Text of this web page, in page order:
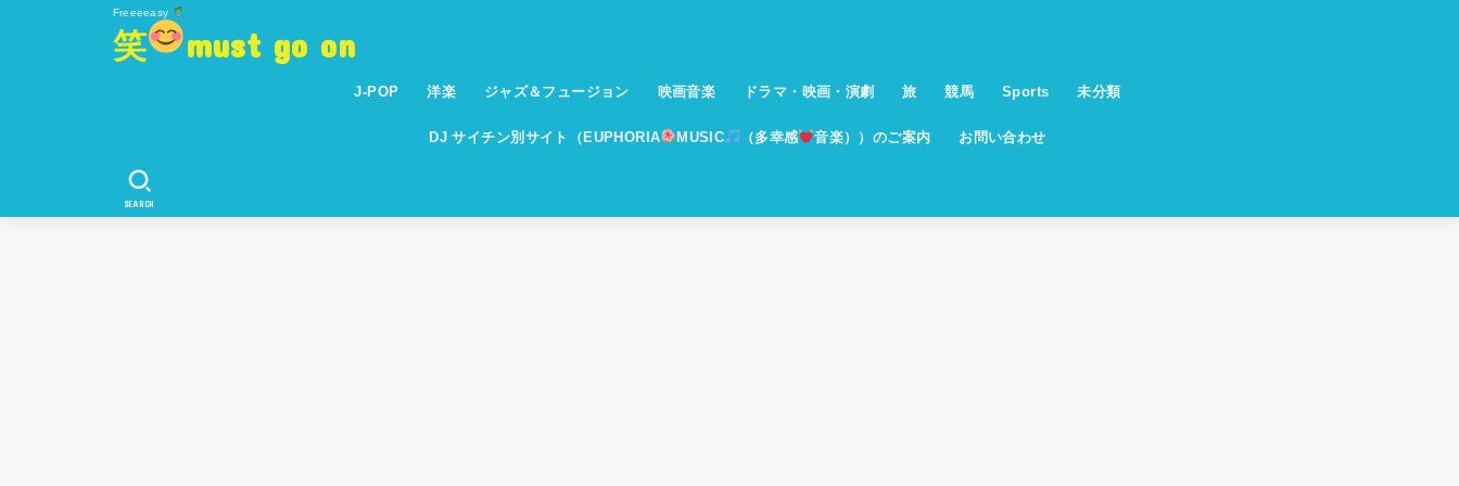
Freeeeasy
笑 must go on
J-POP 洋楽 ジャズ＆フュージョン 映画音楽 ドラマ・映画・演劇 旅 競馬 Sports 未分類
DJ サイチン別サイト（EUPHORIA MUSIC （多幸感 音楽））のご案内 お問い合わせ
SEARCH